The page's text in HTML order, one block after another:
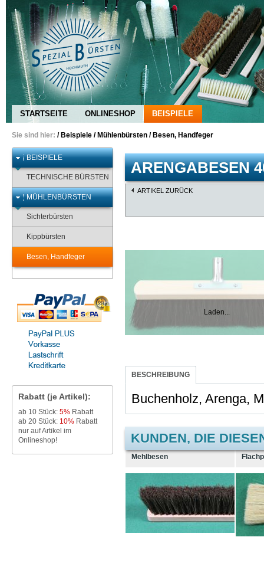
STARTSEITE ONLINESHOP BEISPIELE
Sie sind hier: / Beispiele / Mühlenbürsten / Besen, Handfeger
BEISPIELE
TECHNISCHE BÜRSTEN
MÜHLENBÜRSTEN
Sichterbürsten
Kippbürsten
Besen, Handfeger
Rabatt (je Artikel):
ab 10 Stück: 5% Rabatt
ab 20 Stück: 10% Rabatt
nur auf Artikel im
Onlineshop!
ARENGABESEN
ARTIKEL ZURÜCK
Laden...
BESCHREIBUNG
Buchenholz, Arenga,
KUNDEN, DIE
Mehlbesen